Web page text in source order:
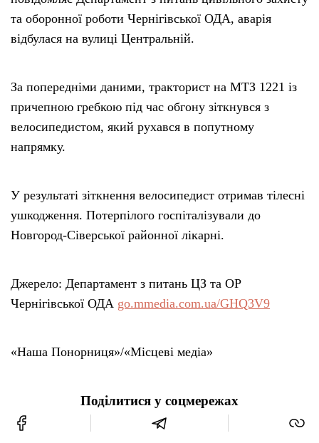
та оборонної роботи Чернігівської ОДА, аварія
відбулася на вулиці Центральній.
За попередніми даними, тракторист на МТЗ 1221 із
причепною гребкою під час обгону зіткнувся з
велосипедистом, який рухався в попутному
напрямку.
У результаті зіткнення велосипедист отримав тілесні
ушкодження. Потерпілого госпіталізували до
Новгород-Сіверської районної лікарні.
Джерело: Департамент з питань ЦЗ та ОР
Чернігівської ОДА go.mmedia.com.ua/GHQ3V9
«Наша Понорниця»/«Місцеві медіа»
Поділитися у соцмережах